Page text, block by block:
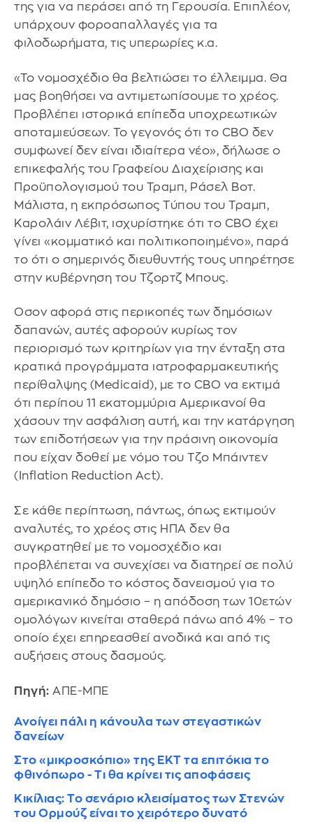
της για να περάσει από τη Γερουσία. Επιπλέον,
υπάρχουν φοροαπαλλαγές για τα
φιλοδωρήματα, τις υπερωρίες κ.α.
«Το νομοσχέδιο θα βελτιώσει το έλλειμμα. Θα
μας βοηθήσει να αντιμετωπίσουμε το χρέος.
Προβλέπει ιστορικά επίπεδα υποχρεωτικών
αποταμιεύσεων. Το γεγονός ότι το CBO δεν
συμφωνεί δεν είναι ιδιαίτερα νέο», δήλωσε ο
επικεφαλής του Γραφείου Διαχείρισης και
Προϋπολογισμού του Τραμπ, Ράσελ Βοτ.
Μάλιστα, η εκπρόσωπος Τύπου του Τραμπ,
Καρολάιν Λέβιτ, ισχυρίστηκε ότι το CBO έχει
γίνει «κομματικό και πολιτικοποιημένο», παρά
το ότι ο σημερινός διευθυντής τους υπηρέτησε
στην κυβέρνηση του Τζορτζ Μπους.
Οσον αφορά στις περικοπές των δημόσιων
δαπανών, αυτές αφορούν κυρίως τον
περιορισμό των κριτηρίων για την ένταξη στα
κρατικά προγράμματα ιατροφαρμακευτικής
περίθαλψης (Medicaid), με το CBO να εκτιμά
ότι περίπου 11 εκατομμύρια Αμερικανοί θα
χάσουν την ασφάλιση αυτή, και την κατάργηση
των επιδοτήσεων για την πράσινη οικονομία
που είχαν δοθεί με νόμο του Τζο Μπάιντεν
(Inflation Reduction Act).
Σε κάθε περίπτωση, πάντως, όπως εκτιμούν
αναλυτές, το χρέος στις ΗΠΑ δεν θα
συγκρατηθεί με το νομοσχέδιο και
προβλέπεται να συνεχίσει να διατηρεί σε πολύ
υψηλό επίπεδο το κόστος δανεισμού για το
αμερικανικό δημόσιο – η απόδοση των 10ετών
ομολόγων κινείται σταθερά πάνω από 4% – το
οποίο έχει επηρεασθεί ανοδικά και από τις
αυξήσεις στους δασμούς.
Πηγή: ΑΠΕ-ΜΠΕ
Ανοίγει πάλι η κάνουλα των στεγαστικών
δανείων
Στο «μικροσκόπιο» της ΕΚΤ τα επιτόκια το
φθινόπωρο - Τι θα κρίνει τις αποφάσεις
Κικίλιας: Το σενάριο κλεισίματος των Στενών
του Ορμούζ είναι το χειρότερο δυνατό